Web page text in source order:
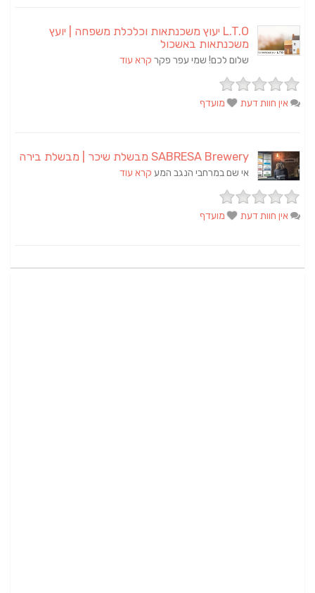
L.T.O יעוץ משכנתאות וכלכלת משפחה | יועץ
משכנתאות באשכול
שלום לכם! שמי עפר פקר קרא עוד
אין חוות דעת מועדף
SABRESA Brewery מבשלת שיכר | מבשלת בירה
אי שם במרחבי הנגב המע קרא עוד
אין חוות דעת מועדף